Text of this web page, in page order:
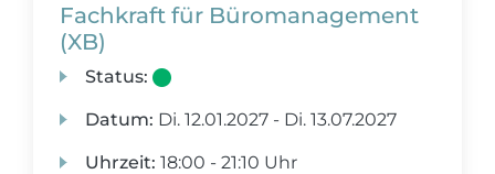
Fachkraft für Büromanagement
(XB)
Status:
Datum: Di. 12.01.2027 - Di. 13.07.2027
Uhrzeit: 18:00 - 21:10 Uhr